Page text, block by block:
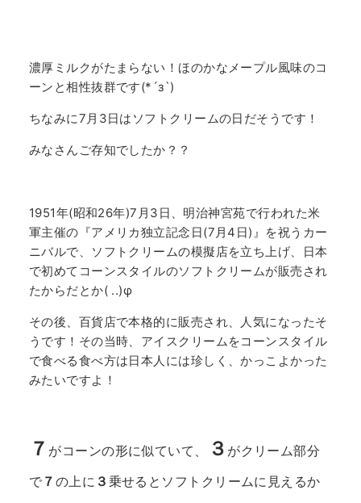
濃厚ミルクがたまらない！ほのかなメープル風味のコ
ーンと相性抜群です(*´з`)
ちなみに7月3日はソフトクリームの日だそうです！
みなさんご存知でしたか？？
1951年(昭和26年)7月3日、明治神宮苑で行われた米
軍主催の『アメリカ独立記念日(7月4日)』を祝うカー
ニバルで、ソフトクリームの模擬店を立ち上げ、日本
で初めてコーンスタイルのソフトクリームが販売され
たからだとか( ..)φ
その後、百貨店で本格的に販売され、人気になったそ
うです！その当時、アイスクリームをコーンスタイル
で食べる食べ方は日本人には珍しく、かっこよかった
みたいですよ！
７ がコーンの形に似ていて、 ３ がクリーム部分
で ７ の上に ３ 乗せるとソフトクリームに見えるか